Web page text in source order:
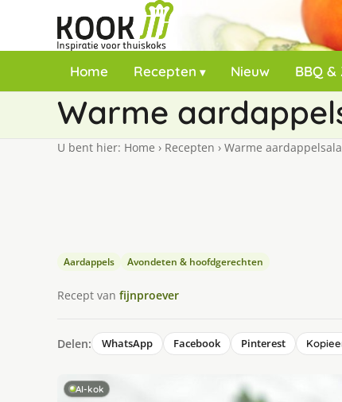
Home Recepten Nieuw BBQ
Warme
U bent hier: Home › Recepten › Warme
Aardappels Avondeten & hoofdgerechten
Recept van fijnproever
Delen: WhatsApp Facebook Pinterest
AI-kok